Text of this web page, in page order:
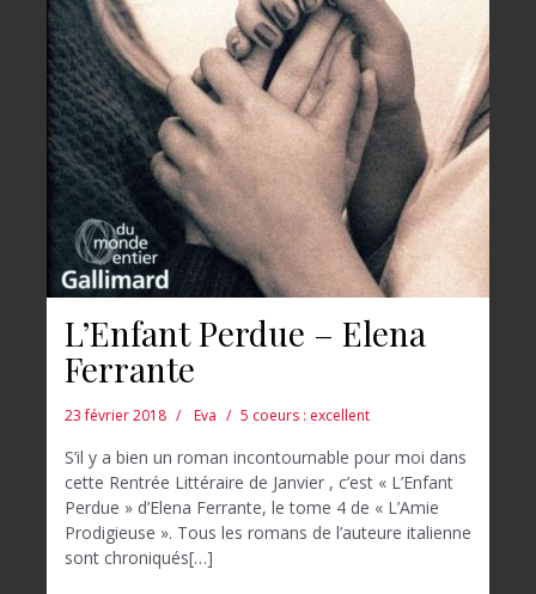
L’Enfant Perdue – Elena
Ferrante
23 février 2018 Eva 5 coeurs : excellent
S’il y a bien un roman incontournable pour moi dans
cette Rentrée Littéraire de Janvier , c’est « L’Enfant
Perdue » d’Elena Ferrante, le tome 4 de « L’Amie
Prodigieuse ». Tous les romans de l’auteure italienne
sont chroniqués[…]